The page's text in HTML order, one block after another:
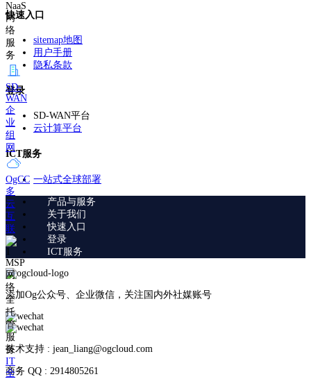
NaaS
网
络
服
务
SD-
WAN
企
业
组
网
OgCC
多
云
互
联
MSP
网
络
全
托
管
服
务
IT
全
快速入口
sitemap地图
用户手册
隐私条款
登录
SD-WAN平台
云计算平台
ICT服务
一站式全球部署
产品与服务
关于我们
快速入口
登录
ICT服务
添加Og公众号、企业微信，关注国内外社媒账号
技术支持 : jean_liang@ogcloud.com
商务 QQ : 2914805261